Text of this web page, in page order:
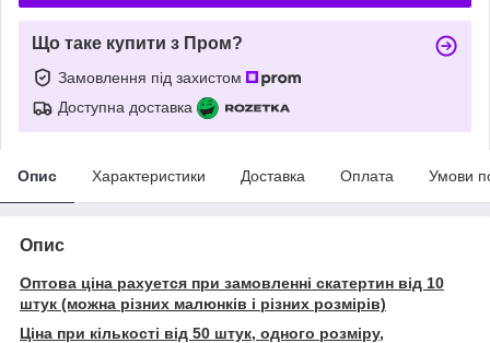
Що таке купити з Пром?
Замовлення під захистом
Доступна доставка
Опис Характеристики Доставка Оплата Умови
Опис
Оптова ціна рахуется при замовленні скатертин від 10
штук (можна різних малюнків і різних розмірів)
Ціна при кількості від 50 штук, одного розміру,